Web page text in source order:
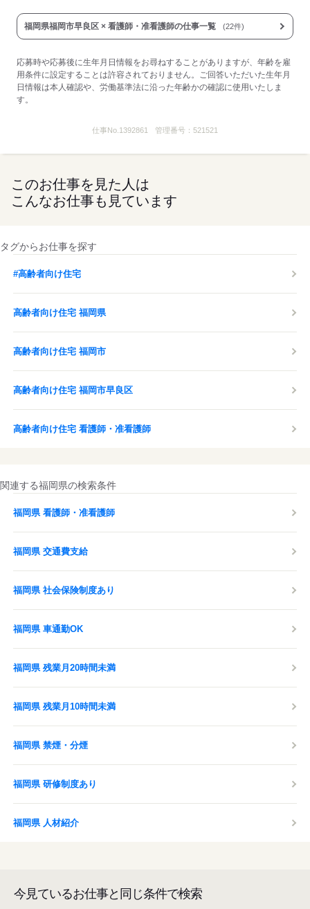
福岡県福岡市早良区 × 看護師・准看護師の仕事一覧 (22件)
応募時や応募後に生年月日情報をお尋ねすることがありますが、年齢を雇
用条件に設定することは許容されておりません。ご回答いただいた生年月
日情報は本人確認や、労働基準法に沿った年齢かの確認に使用いたしま
す。
仕事No. 1392861 管理番号： 521521
このお仕事を見た人は
こんなお仕事も見ています
タグからお仕事を探す
#高齢者向け住宅
高齢者向け住宅 福岡県
高齢者向け住宅 福岡市
高齢者向け住宅 福岡市早良区
高齢者向け住宅 看護師・准看護師
関連する福岡県の検索条件
福岡県 看護師・准看護師
福岡県 交通費支給
福岡県 社会保険制度あり
福岡県 車通勤OK
福岡県 残業月20時間未満
福岡県 残業月10時間未満
福岡県 禁煙・分煙
福岡県 研修制度あり
福岡県 人材紹介
今見ているお仕事と同じ条件で検索